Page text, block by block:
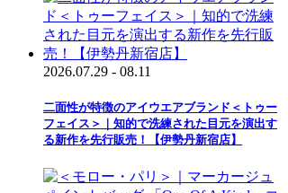
2026.07.29 - 08.11
二面性が特徴のアイウエアブランド＜トゥー
フェイス＞｜知的で洗練された目元を演出す
る新作を先行販売！【伊勢丹新宿店】